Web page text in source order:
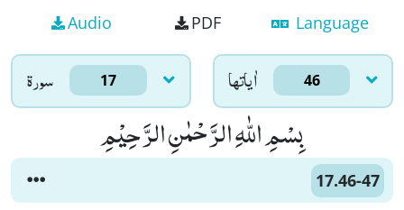
Audio PDF Language
سورۃ 17 اٰياتها 46
بِسْمِ اللّٰهِ الرَّحْمٰنِ الرَّحِیْمِ
17.46-47